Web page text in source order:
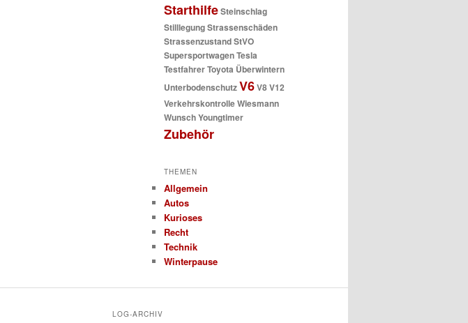
StarthilfeSteinschlag
StilllegungStrassenschäden
StrassenzustandStVO
SupersportwagenTesla
TestfahrerToyota Überwintern
UnterbodenschutzV6V8V12
VerkehrskontrolleWiesmann
WunschYoungtimer
Zubehör
THEMEN
Allgemein
Autos
Kurioses
Recht
Technik
Winterpause
LOG-ARCHIV